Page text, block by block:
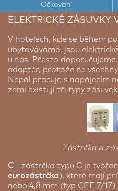
POČASÍ V NEPÁLU
BEZPEČNOST V
Očkování
ELEKTRICKÉ ZÁSUVKY
V hotelech, kde se během
ubytováváme, jsou
u nás. Přesto
adaptér, protože ne
Nepál pracuje s napájecím
zemi existují tři typy zásuvek
Zástrčka a
C - zástrčka typu C je
eurozástrčka), které mají
nebo 4,8 mm (typ CEE 7/